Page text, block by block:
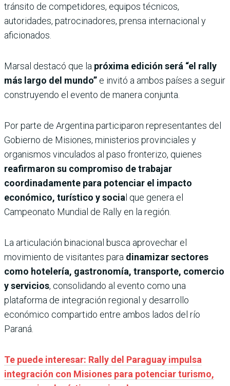
tránsito de competidores, equipos técnicos,
autoridades, patrocinadores, prensa internacional y
aficionados.
Marsal destacó que la próxima edición será “el rally
más largo del mundo” e invitó a ambos países a seguir
construyendo el evento de manera conjunta.
Por parte de Argentina participaron representantes del
Gobierno de Misiones, ministerios provinciales y
organismos vinculados al paso fronterizo, quienes
reafirmaron su compromiso de trabajar
coordinadamente para potenciar el impacto
económico, turístico y social que genera el
Campeonato Mundial de Rally en la región.
La articulación binacional busca aprovechar el
movimiento de visitantes para dinamizar sectores
como hotelería, gastronomía, transporte, comercio
y servicios, consolidando al evento como una
plataforma de integración regional y desarrollo
económico compartido entre ambos lados del río
Paraná.
Te puede interesar: Rally del Paraguay impulsa
integración con Misiones para potenciar turismo,